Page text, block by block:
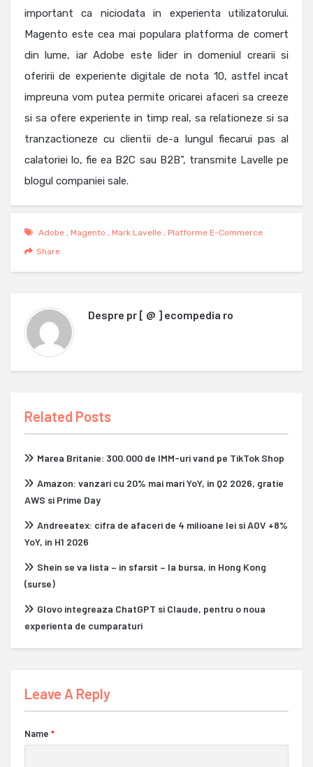
important ca niciodata in experienta utilizatorului.
Magento este cea mai populara platforma de comert
din lume, iar Adobe este lider in domeniul crearii si
oferirii de experiente digitale de nota 10, astfel incat
impreuna vom putea permite oricarei afaceri sa creeze
si sa ofere experiente in timp real, sa relationeze si sa
tranzactioneze cu clientii de-a lungul fiecarui pas al
calatoriei lo, fie ea B2C sau B2B”, transmite Lavelle pe
blogul companiei sale.
Adobe , Magento , Mark Lavelle , Platforme E-Commerce
Share
Despre pr [ @ ] ecompedia ro
Related Posts
Marea Britanie: 300.000 de IMM-uri vand pe TikTok Shop
Amazon: vanzari cu 20% mai mari YoY, in Q2 2026, gratie
AWS si Prime Day
Andreeatex: cifra de afaceri de 4 milioane lei si AOV +8%
YoY, in H1 2026
Shein se va lista – in sfarsit – la bursa, in Hong Kong
(surse)
Glovo integreaza ChatGPT si Claude, pentru o noua
experienta de cumparaturi
Leave A Reply
Name *